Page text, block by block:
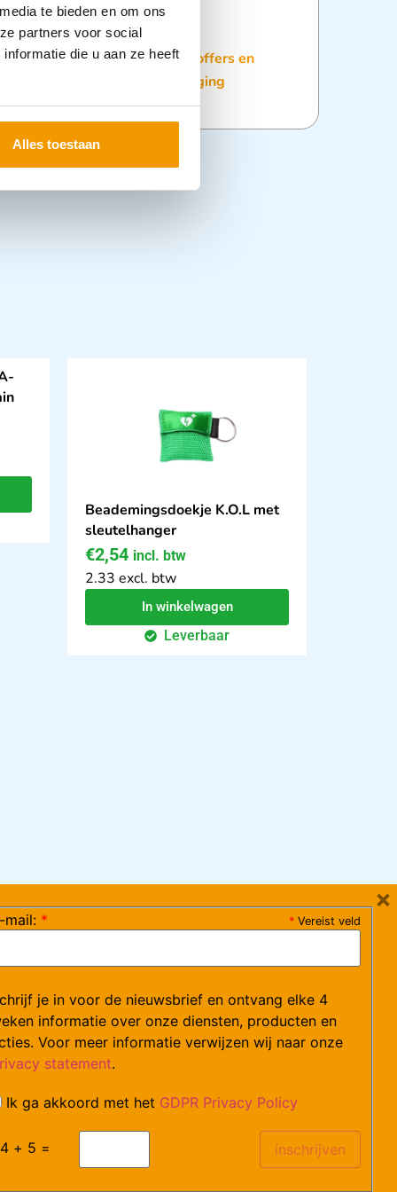
te bieden en om ons
partners voor social
die u aan ze heeft
Alles toestaan
Nieuwe Producten,Verbandkoffers en
Wondverzorging
Beademingsdoekje K.O.L met
sleutelhanger
€2,54 incl. btw
2.33 excl. btw
In winkelwagen
Leverbaar
08:30-17:15 uur / vrijdag 08:30-16:00 uur)
* Vereist veld
mail: *
je in voor de nieuwsbrief en ontvang elke 4
informatie over onze diensten, producten en
Voor meer informatie verwijzen wij naar onze
statement.
Ik ga akkoord met het GDPR Privacy Policy
4 + 5 =
×